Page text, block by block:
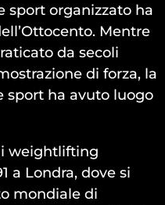
sport organizzato ha
Mentre
da secoli
di forza, la
sport ha avuto luogo
weightlifting
a Londra, dove si
mondiale di